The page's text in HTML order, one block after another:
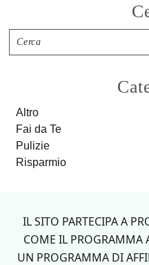
Sidebar
Cerca
Altro
Fai da Te
Pulizie
Risparmio
Footer
IL SITO PARTECIPA A
COME IL PROGRAMMA
UN PROGRAMMA DI